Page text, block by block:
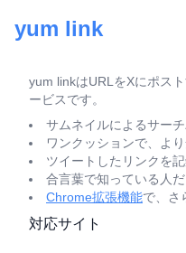
yum link
yum linkはURLをXにポス
ービスです。
サムネイルによるサーチ
ワンクッションで、よ
ツイートしたリンクを記
合言葉で知っている人だ
Chrome拡張機能で、さ
対応サイト